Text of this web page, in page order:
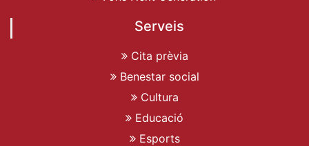
Serveis
Cita prèvia
Benestar social
Cultura
Educació
Esports